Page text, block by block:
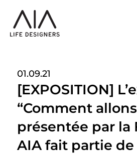
01.09.21
[EXPOSITION]
“Comment
présentée par la
AIA fait partie de